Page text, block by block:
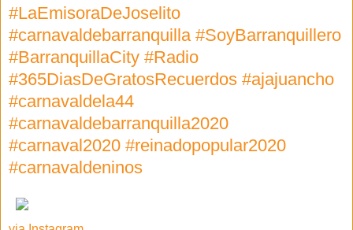
#LaEmisoraDeJoselito
#carnavaldebarranquilla #SoyBarranquillero
#BarranquillaCity #Radio
#365DiasDeGratosRecuerdos #ajajuancho
#carnavaldela44
#carnavaldebarranquilla2020
#carnaval2020 #reinadopopular2020
#carnavaldeninos